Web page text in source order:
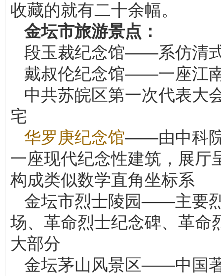
收藏的就有二十余幅。
金坛市旅游景点：
段玉裁纪念馆——系仿清
戴叔伦纪念馆——一座江
中共苏皖区第一次代表
宅
华罗庚纪念馆——由中科院
一座现代纪念性建筑，展厅
构成类似数学直角坐标系
金坛市烈士陵园——主要
场、革命烈士纪念碑、革命
大部分
金坛茅山风景区——中国